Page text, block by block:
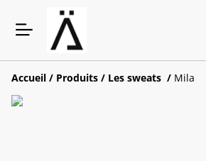
Accueil / Produits / Les sweats / Mila